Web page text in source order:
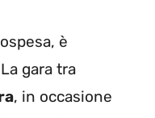
è
gara tra
, in occasione